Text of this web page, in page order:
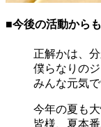
■今後の活動から
正解かは、
僕らなりの
みんな元気
今年の夏も大
皆様、夏本